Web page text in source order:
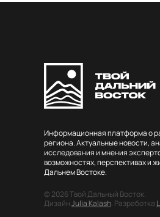
Информационная платформа о
региона. Актуальные новости,
исследования и мнения
возможностях, перспективах и
Дальнем Востоке.
© 2026 Твой Дальный Восток.
ДизайнJulia Kalash. Разработка